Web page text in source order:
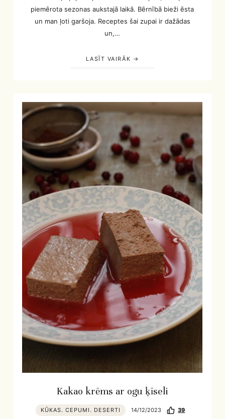
piemērota sezonas aukstajā laikā. Bērnībā bieži ēsta
un man ļoti garšoja. Receptes šai zupai ir dažādas
un,…
LASĪT VAIRĀK
Kakao krēms ar ogu ķīseli
KŪKAS. CEPUMI. DESERTI 14/12/2023 39